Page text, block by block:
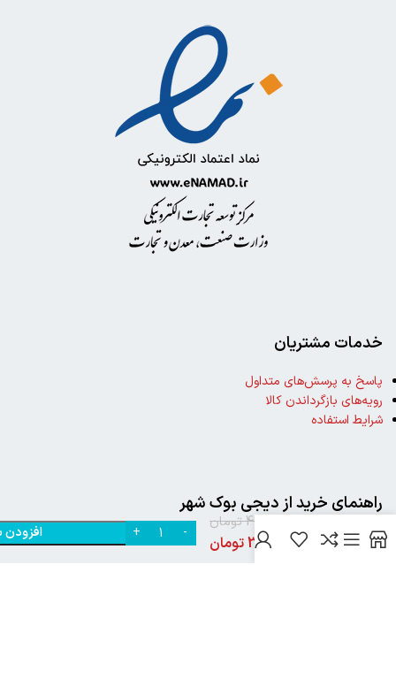
خدمات مشتریان
پاسخ به پرسش‌های متداول
رویه‌های بازگرداندن کالا
شرایط استفاده
راهنمای خرید از دیجی بوک شهر
نحوه ثبت سفارش
کار
املای
دوم
دبستان
490,000تومان
395,000تومان
افزودن